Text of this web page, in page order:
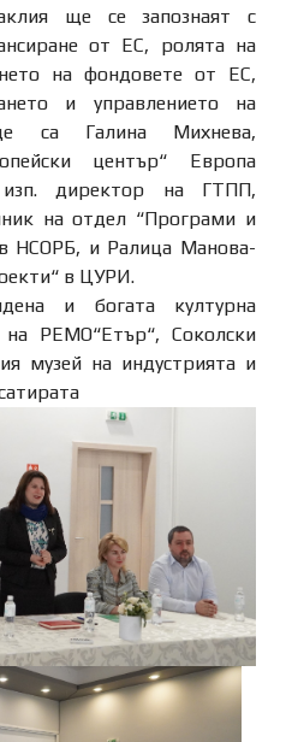
ще се запознаят с
от ЕС, ролята на
на фондовете от ЕС,
и управлението на
са Галина Михнева,
център“ Европа
изп. директор на ГТПП,
на отдел “Програми и
НСОРБ, и Ралица Манова-
в ЦУРИ.
и богата културна
РЕМО“Етър“, Соколски
музей на индустрията и